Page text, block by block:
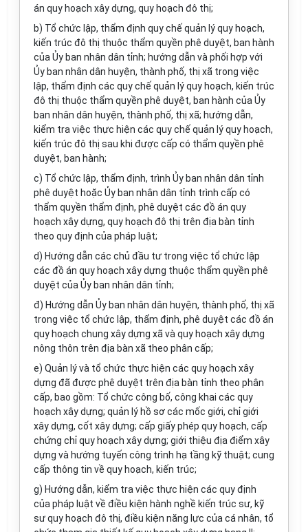
án quy hoạch xây dựng, quy hoạch đô thị;
b) Tổ chức lập, thẩm định quy chế quản lý quy hoạch,
kiến trúc đô thị thuộc thẩm quyền phê duyệt, ban hành
của Ủy ban nhân dân tỉnh; hướng dẫn và phối hợp với
Ủy ban nhân dân huyện, thành phố, thị xã trong việc
lập, thẩm định các quy chế quản lý quy hoạch, kiến trúc
đô thị thuộc thẩm quyền phê duyệt, ban hành của Ủy
ban nhân dân huyện, thành phố, thị xã; hướng dẫn,
kiểm tra việc thực hiện các quy chế quản lý quy hoạch,
kiến trúc đô thị sau khi được cấp có thẩm quyền phê
duyệt, ban hành;
c) Tổ chức lập, thẩm định, trình Ủy ban nhân dân tỉnh
phê duyệt hoặc Ủy ban nhân dân tỉnh trình cấp có
thẩm quyền thẩm định, phê duyệt các đồ án quy
hoạch xây dựng, quy hoạch đô thị trên địa bàn tỉnh
theo quy định của pháp luật;
d) Hướng dẫn các chủ đầu tư trong việc tổ chức lập
các đồ án quy hoạch xây dựng thuộc thẩm quyền phê
duyệt của Ủy ban nhân dân tỉnh;
đ) Hướng dẫn Ủy ban nhân dân huyện, thành phố, thị xã
trong việc tổ chức lập, thẩm định, phê duyệt các đồ án
quy hoạch chung xây dựng xã và quy hoạch xây dựng
nông thôn trên địa bàn xã theo phân cấp;
e) Quản lý và tổ chức thực hiện các quy hoạch xây
dựng đã được phê duyệt trên địa bàn tỉnh theo phân
cấp, bao gồm: Tổ chức công bố, công khai các quy
hoạch xây dựng; quản lý hồ sơ các mốc giới, chỉ giới
xây dựng, cốt xây dựng; cấp giấy phép quy hoạch, cấp
chứng chỉ quy hoạch xây dựng; giới thiệu địa điểm xây
dựng và hướng tuyến công trình hạ tầng kỹ thuật; cung
cấp thông tin về quy hoạch, kiến trúc;
g) Hướng dẫn, kiểm tra việc thực hiện các quy định
của pháp luật về điều kiện hành nghề kiến trúc sư, kỹ
sư quy hoạch đô thị, điều kiện năng lực của cá nhân, tổ